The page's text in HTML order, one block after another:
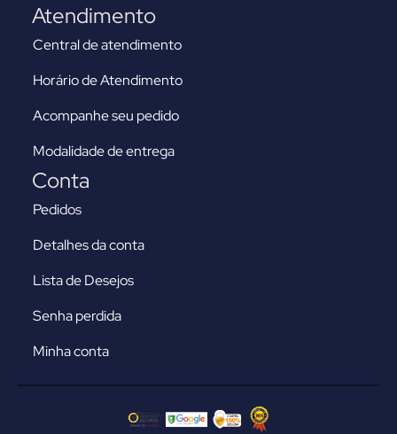
Atendimento
Central de atendimento
Horário de Atendimento
Acompanhe seu pedido
Modalidade de entrega
Conta
Pedidos
Detalhes da conta
Lista de Desejos
Senha perdida
Minha conta